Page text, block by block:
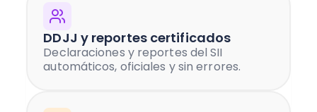
DDJJ y reportes certificados
Declaraciones y reportes del SII
automáticos, oficiales y sin errores.